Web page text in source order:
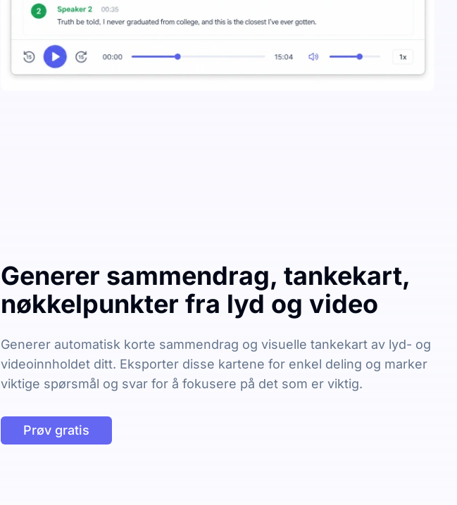
Generer sammendrag, tankekart,
nøkkelpunkter fra lyd og video
Generer automatisk korte sammendrag og visuelle tankekart av lyd- og
videoinnholdet ditt. Eksporter disse kartene for enkel deling og marker
viktige spørsmål og svar for å fokusere på det som er viktig.
Prøv gratis